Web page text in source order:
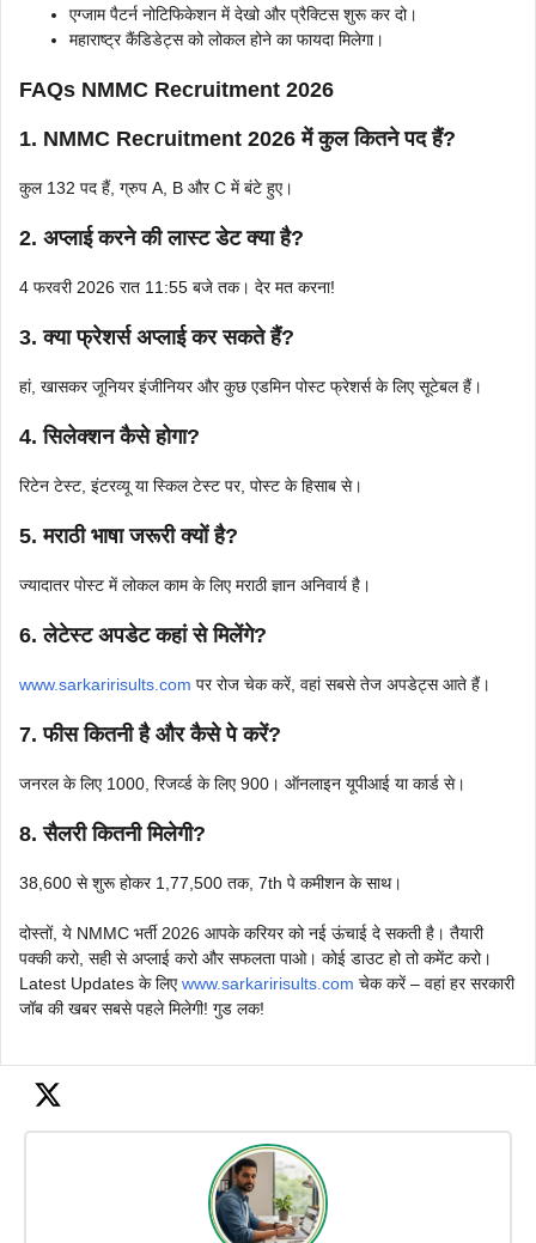
एग्जाम पैटर्न नोटिफिकेशन में देखो और प्रैक्टिस शुरू कर दो।
महाराष्ट्र कैंडिडेट्स को लोकल होने का फायदा मिलेगा।
FAQs NMMC Recruitment 2026
1. NMMC Recruitment 2026 में कुल कितने पद हैं?
कुल 132 पद हैं, ग्रुप A, B और C में बंटे हुए।
2. अप्लाई करने की लास्ट डेट क्या है?
4 फरवरी 2026 रात 11:55 बजे तक। देर मत करना!
3. क्या फ्रेशर्स अप्लाई कर सकते हैं?
हां, खासकर जूनियर इंजीनियर और कुछ एडमिन पोस्ट फ्रेशर्स के लिए सूटेबल हैं।
4. सिलेक्शन कैसे होगा?
रिटेन टेस्ट, इंटरव्यू या स्किल टेस्ट पर, पोस्ट के हिसाब से।
5. मराठी भाषा जरूरी क्यों है?
ज्यादातर पोस्ट में लोकल काम के लिए मराठी ज्ञान अनिवार्य है।
6. लेटेस्ट अपडेट कहां से मिलेंगे?
www.sarkaririsults.com पर रोज चेक करें, वहां सबसे तेज अपडेट्स आते हैं।
7. फीस कितनी है और कैसे पे करें?
जनरल के लिए 1000, रिजर्व्ड के लिए 900। ऑनलाइन यूपीआई या कार्ड से।
8. सैलरी कितनी मिलेगी?
38,600 से शुरू होकर 1,77,500 तक, 7th पे कमीशन के साथ।
दोस्तों, ये NMMC भर्ती 2026 आपके करियर को नई ऊंचाई दे सकती है। तैयारी
पक्की करो, सही से अप्लाई करो और सफलता पाओ। कोई डाउट हो तो कमेंट करो।
Latest Updates के लिएwww.sarkaririsults.com चेक करें – वहां हर सरकारी
जॉब की खबर सबसे पहले मिलेगी! गुड लक!